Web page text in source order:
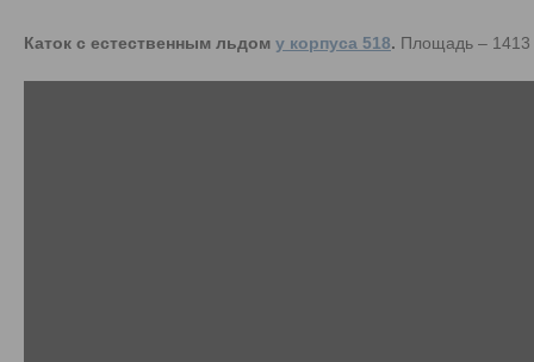
Каток с естественным льдом у корпуса 518. Площадь – 1413